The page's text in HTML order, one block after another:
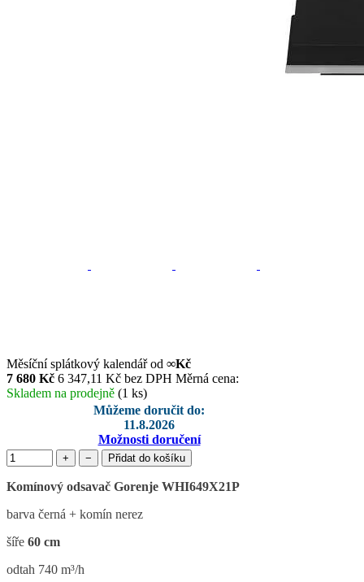
Měsíční splátkový kalendář od ∞Kč
7 680 Kč 6 347,11 Kč bez DPH Měrná cena:
Skladem na prodejně (1 ks)
Můžeme doručit do:
11.8.2026
Možnosti doručení
+ − Přidat do košíku
Komínový odsavač Gorenje WHI649X21P
barva černá + komín nerez
šíře 60 cm
odtah 740 m³/h